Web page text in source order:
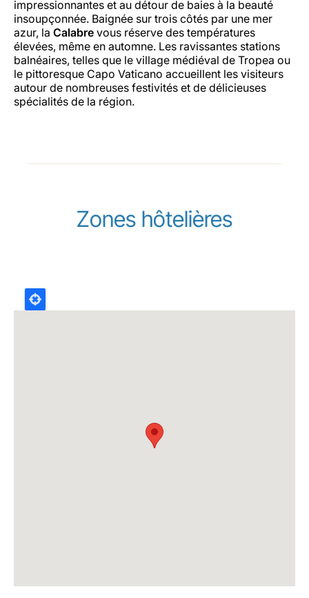
impressionnantes et au détour de baies à la beauté
insoupçonnée. Baignée sur trois côtés par une mer
azur, la Calabre vous réserve des températures
élevées, même en automne. Les ravissantes stations
balnéaires, telles que le village médiéval de Tropea ou
le pittoresque Capo Vaticano accueillent les visiteurs
autour de nombreuses festivités et de délicieuses
spécialités de la région.
Zones hôtelières